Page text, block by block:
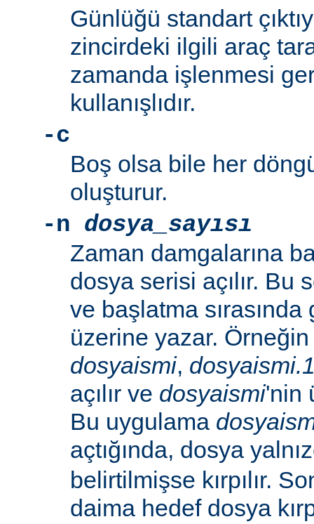
Günlüğü standart
zincirdeki ilgili araç
zamanda işlenmesi
kullanışlıdır.
-c
Boş olsa bile her
oluşturur.
-n dosya_sayısı
Zaman damgalarına
dosya serisi açılır. Bu
ve başlatma sırasında
üzerine yazar.
dosyaismi,
açılır ve dosyaismi'nin
Bu uygulama
açtığında, dosya
belirtilmişse kırpılır.
daima hedef dosya